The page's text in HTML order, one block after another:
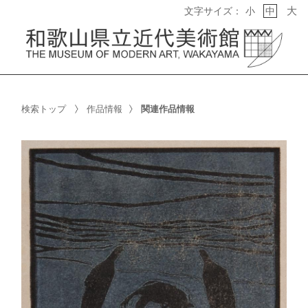
文字サイズ： 小 中 大
検索トップ 作品情報 関連作品情報